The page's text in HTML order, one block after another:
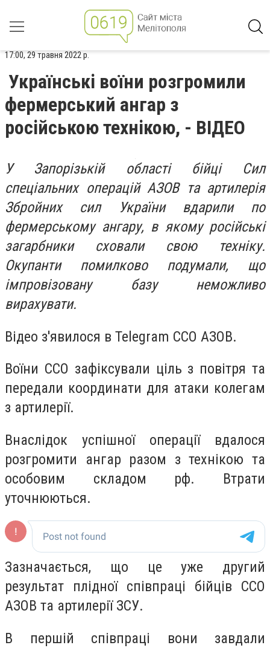
17:00, 29 травня 2022 р.
Українські воїни розгромили
фермерський ангар з
російською технікою, - ВІДЕО
У Запорізькій області бійці Сил
спеціальних операцій АЗОВ та артилерія
Збройних сил України вдарили по
фермерському ангару, в якому російські
загарбники сховали свою техніку.
Окупанти помилково подумали, що
імпровізовану базу неможливо
вирахувати.
Відео з'явилося в Telegram ССО АЗОВ.
Воїни ССО зафіксували ціль з повітря та
передали координати для атаки колегам
з артилерії.
Внаслідок успішної операції вдалося
розгромити ангар разом з технікою та
особовим складом рф. Втрати
уточнюються.
Зазначається, що це уже другий
результат плідної співпраці бійців ССО
АЗОВ та артилерії ЗСУ.
В першій співпраці вони завдали